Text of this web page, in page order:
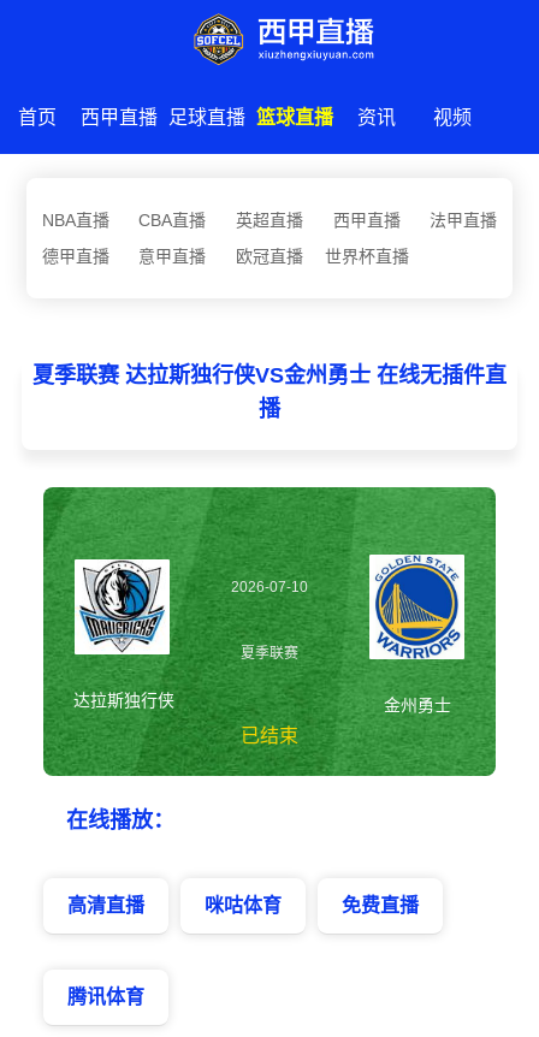
首页 西甲直播 足球直播 篮球直播 资讯 视频
NBA直播 CBA直播 英超直播 西甲直播
法甲直播
德甲直播
意甲直播 欧冠直播 世界杯直播
夏季联赛 达拉斯独行侠VS金州勇士 在线无插件直
播
达拉斯独行侠
2026-07-10
07:00:00
夏季联赛
已结束
金州勇士
在线播放：
高清直播 咪咕体育 免费直播
腾讯体育